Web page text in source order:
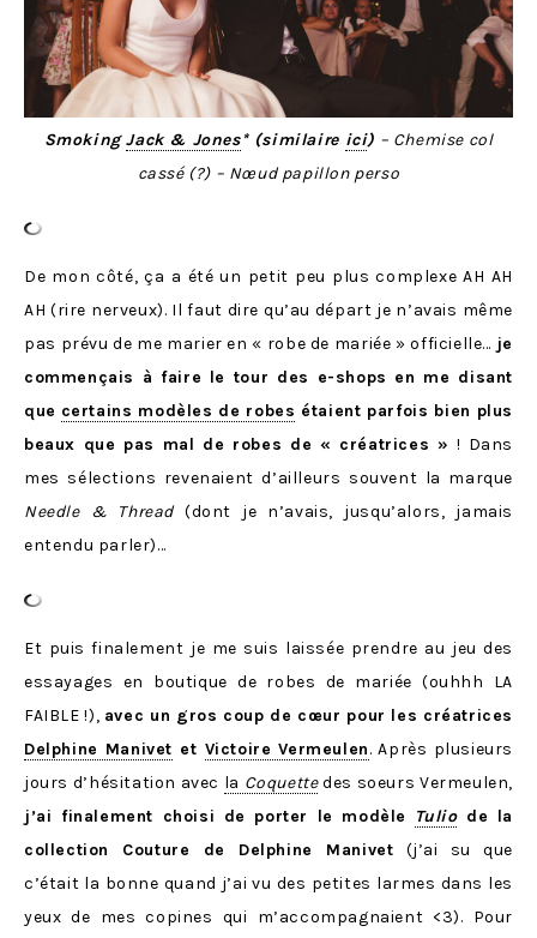
SmokingJack & Jones* (similaire ici) – Chemise col
cassé (?) – Nœud papillon perso
De mon côté, ça a été un petit peu plus complexe AH AH
AH (rire nerveux). Il faut dire qu’au départ je n’avais même
pas prévu de me marier en « robe de mariée » officielle… je
commençais à faire le tour des e-shops en me disant
que certains modèles de robes étaient parfois bien plus
beaux que pas mal de robes de « créatrices »! Dans
mes sélections revenaient d’ailleurs souvent la marque
Needle & Thread (dont je n’avais, jusqu’alors, jamais
entendu parler)…
Et puis finalement je me suis laissée prendre au jeu des
essayages en boutique de robes de mariée (ouhhh LA
FAIBLE !), avec un gros coup de cœur pour les créatrices
Delphine Manivet et Victoire Vermeulen. Après plusieurs
jours d’hésitation avec la Coquettedes soeurs Vermeulen,
j’ai finalement choisi de porter le modèle Tuliode la
collection Couture de Delphine Manivet (j’ai su que
c’était la bonne quand j’ai vu des petites larmes dans les
yeux de mes copines qui m’accompagnaient <3). Pour